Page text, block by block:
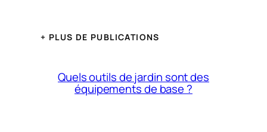
+ PLUS DE PUBLICATIONS
Quels outils de jardin sont des
équipements de base ?